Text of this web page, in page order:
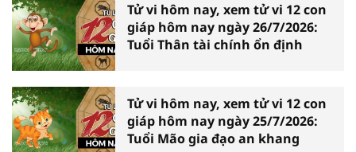
Tử vi hôm nay, xem tử vi 12 con
giáp hôm nay ngày 26/7/2026:
Tuổi Thân tài chính ổn định
Tử vi hôm nay, xem tử vi 12 con
giáp hôm nay ngày 25/7/2026:
Tuổi Mão gia đạo an khang